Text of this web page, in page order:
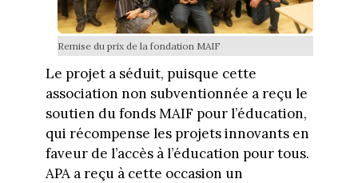
Remise du prix de la fondation MAIF
Le projet a séduit, puisque cette
association non subventionnée a reçu le
soutien du fonds MAIF pour l’éducation,
qui récompense les projets innovants en
faveur de l’accès à l’éducation pour tous.
APA a reçu à cette occasion un